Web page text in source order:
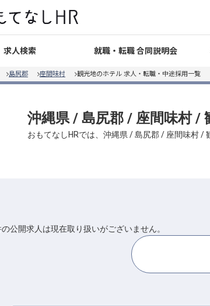
求人検索 就職・転職 合同説明会
島尻郡 座間味村 観光地のホテル 求人・転職・中途採用一覧
沖縄県 / 島尻郡 / 座間味村 /
おもてなしHRでは、沖縄県 / 島尻郡 / 座間味村 /
公開求人は現在取り扱いがございません。